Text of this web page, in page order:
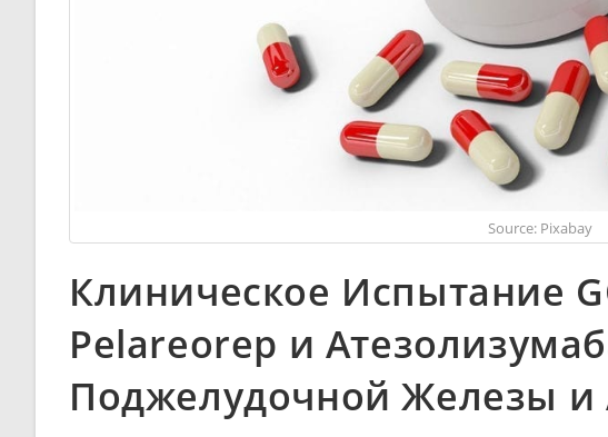
Source: Pixabay
Клиническое Испытание
Pelareorep и
Поджелудочной Железы и